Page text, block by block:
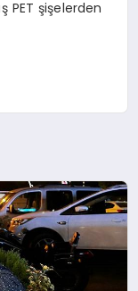
şişelerden